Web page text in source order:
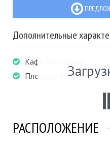
Дополнительные
Кафе/Рестораны
Площадь 62 m²
РАСПОЛОЖЕНИЕ